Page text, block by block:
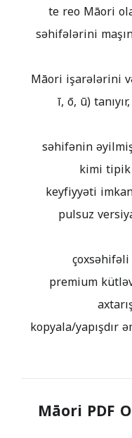
te reo Māori
səhifələrini
Māori işarələrini
ī, ō, ū)
səhifənin
kimi
keyfiyyəti
pulsuz
premium
kopyala/yapışdır
Māori PDF